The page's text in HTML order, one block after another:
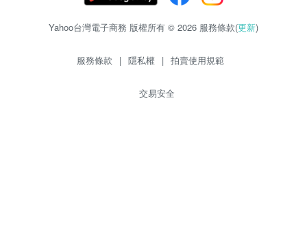
Yahoo台灣電子商務 版權所有 © 2026 服務條款(更新)
服務條款 | 隱私權 | 拍賣使用規範
交易安全